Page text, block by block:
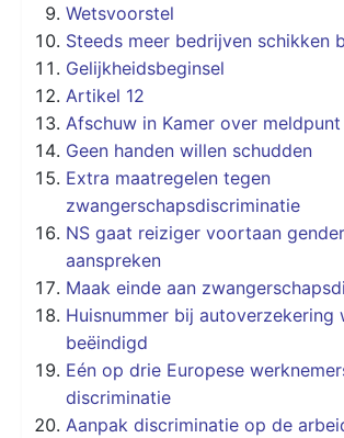
Wetsvoorstel
Steeds meer bedrijven schikken
Gelijkheidsbeginsel
Artikel 12
Afschuw in Kamer over
Geen handen willen schudden
Extra maatregelen tegen
zwangerschapsdiscriminatie
NS gaat reiziger voortaan
aanspreken
Maak einde aan
Huisnummer bij autoverzekering
beëindigd
Eén op drie Europese
discriminatie
Aanpak discriminatie op de